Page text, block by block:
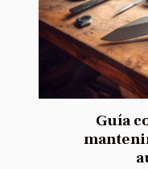
Guía